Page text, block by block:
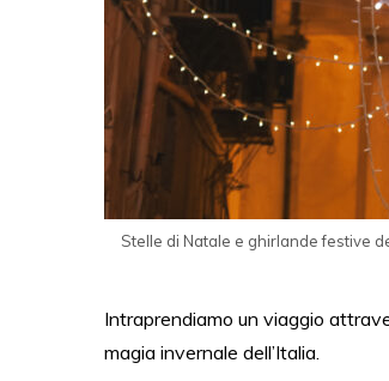
Stelle di Natale e ghirlande festive
Intraprendiamo un viaggio
magia invernale dell’Italia.